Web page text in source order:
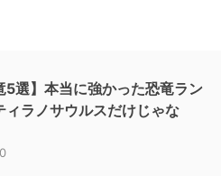
5選】本当に強かった恐竜ラン
ィラノサウルスだけじゃな